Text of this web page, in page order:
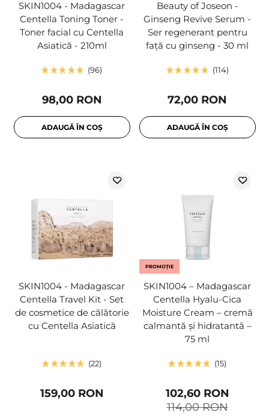
SKIN1004 - Madagascar
Centella Toning Toner -
Toner facial cu Centella
Asiatică - 210ml
96
98,00 RON
ADAUGĂ ÎN COȘ
Beauty of Joseon -
Ginseng Revive Serum -
Ser regenerant pentru
față cu ginseng - 30 ml
114
72,00 RON
ADAUGĂ ÎN COȘ
SKIN1004 - Madagascar
Centella Travel Kit - Set
de cosmetice de călătorie
cu Centella Asiatică
22
159,00 RON
PROMOȚIE
SKIN1004 – Madagascar
Centella Hyalu-Cica
Moisture Cream – cremă
calmantă și hidratantă –
75 ml
15
114,00 RON
102,60 RON